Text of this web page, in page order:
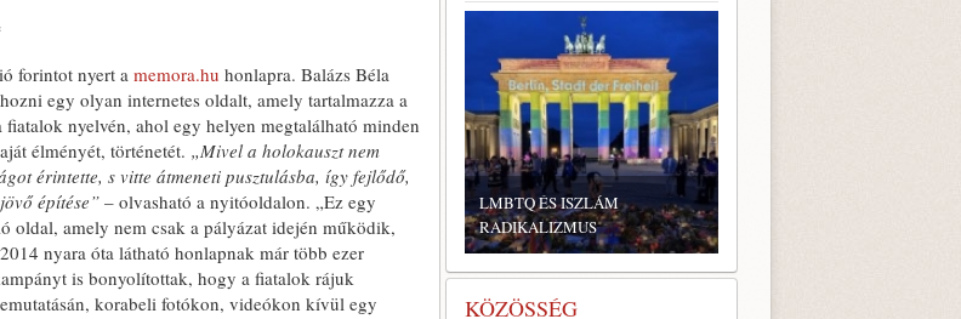
forintot nyert a memora.hu honlapra. Balázs Béla
egy olyan internetes oldalt, amely tartalmazza a
nyelvén, ahol egy helyen megtalálható minden
élményét, történetét. „Mivel a holokauszt nem
érintette, s vitte átmeneti pusztulásba, így fejlődő,
építése” – olvasható a nyitóoldalon. „Ez egy
oldal, amely nem csak a pályázat idején működik,
nyara óta látható honlapnak már több ezer
is bonyolítottak, hogy a fiatalok rájuk
korabeli fotókon, videókon kívül egy
LMBTQ ÉS ISZLÁM
RADIKALIZMUS
KÖZÖSSÉG